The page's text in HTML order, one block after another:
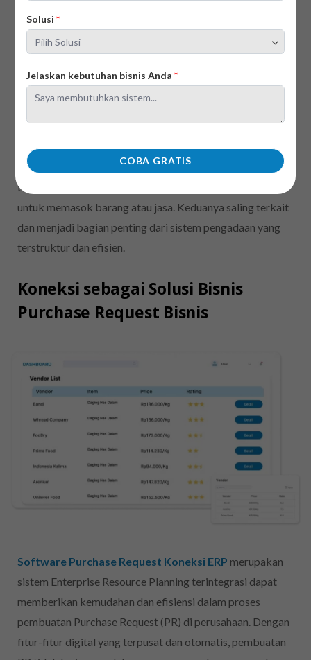
Solusi*
Jelaskan kebutuhan bisnis Anda*
COBA GRATIS
Waktu pembuatan:
Sebelum proses
Setelah PR disetujui dan
Setelah mengetahui perbedaan antara PR dengan PO,
dapat disimpulkan bahwa PR adalah langkah awal yang
menunjukkan kebutuhan internal, sementara PO adalah
bentuk persetujuan dan instruksi resmi kepada vendor
untuk memasok barang atau jasa. Keduanya saling terkait
dan menjadi bagian penting dari sistem pengadaan yang
terstruktur dan efisien.
Koneksi sebagai Solusi Bisnis
Purchase Request Bisnis
Software Purchase Request Koneksi ERP merupakan
sistem Enterprise Resource Planning terintegrasi dapat
memberikan kemudahan dan efisiensi dalam proses
pembuatan Purchase Request (PR) di perusahaan. Dengan
fitur-fitur digital yang terpusat dan otomatis, pembuatan